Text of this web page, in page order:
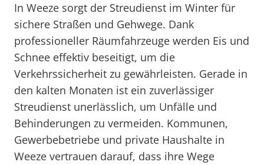
In Weeze sorgt der Streudienst im Winter für
sichere Straßen und Gehwege. Dank
professioneller Räumfahrzeuge werden Eis und
Schnee effektiv beseitigt, um die
Verkehrssicherheit zu gewährleisten. Gerade in
den kalten Monaten ist ein zuverlässiger
Streudienst unerlässlich, um Unfälle und
Behinderungen zu vermeiden. Kommunen,
Gewerbebetriebe und private Haushalte in
Weeze vertrauen darauf, dass ihre Wege